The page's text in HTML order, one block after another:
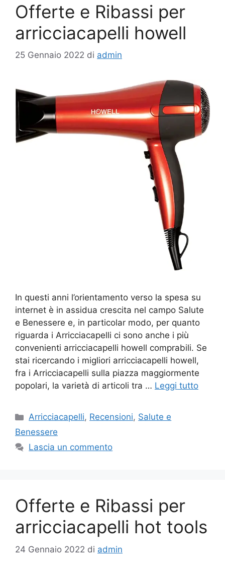
Offerte e Ribassi per
arricciacapelli howell
25 Gennaio 2022 di admin
In questi anni l’orientamento verso la spesa su
internet è in assidua crescita nel campo Salute
e Benessere e, in particolar modo, per quanto
riguarda i Arricciacapelli ci sono anche i più
convenienti arricciacapelli howell comprabili. Se
stai ricercando i migliori arricciacapelli howell,
fra i Arricciacapelli sulla piazza maggiormente
popolari, la varietà di articoli tra … Leggi tutto
Categorie
Arricciacapelli, Recensioni, Salute e
Benessere
Lascia un commento
Offerte e Ribassi per
arricciacapelli hot tools
24 Gennaio 2022 di admin